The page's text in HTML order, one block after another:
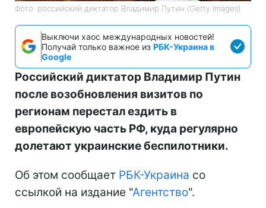
Фото: российский диктатор Владимир Путин (Getty Images)
Выключи хаос международных новостей!
Получай только важное из РБК-Украина в
Google
Российский диктатор Владимир Путин
после возобновления визитов по
регионам перестал ездить в
европейскую часть РФ, куда регулярно
долетают украинские беспилотники.
Об этом сообщает РБК-Украина со
ссылкой на издание "Агентство".